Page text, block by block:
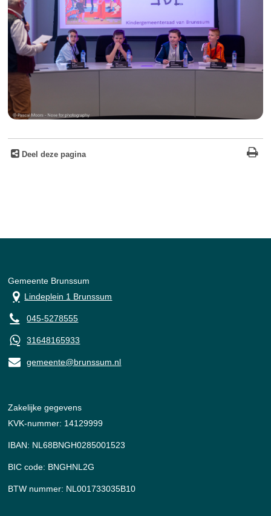
Deel deze pagina
Gemeente Brunssum
Lindeplein 1 Brunssum
045-5278555
31648165933
gemeente@brunssum.nl
Zakelijke gegevens
KVK-nummer: 14129999
IBAN: NL68BNGH0285001523
BIC code: BNGHNL2G
BTW nummer: NL001733035B10